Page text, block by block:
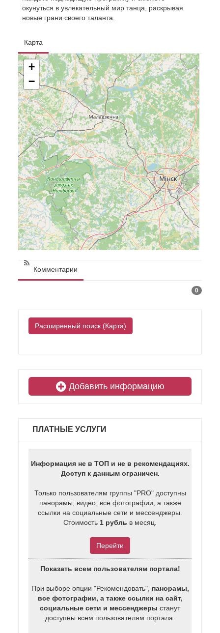
окунуться в увлекательный мир танца, раскрывая
новые грани своего таланта.
Карта
+
−
Комментарии
0
Расширенный поиск (Карта)
Добавить информацию
ПЛАТНЫЕ УСЛУГИ
Информация не в ТОП и не в рекомендациях.
Доступ к данным ограничен.
Только пользователям группы "PRO" доступны
панорамы, видео, все фотографии, а также
ссылки на социальные сети и мессенджеры.
Стоимость 1 рубль в месяц.
Перейти
Показать всем пользователям портала!
При выборе опции "Рекомендовать", панорамы,
все фотографии, а также ссылки на сайт,
социальные сети и мессенджеры станут
доступны всем пользователям портала.